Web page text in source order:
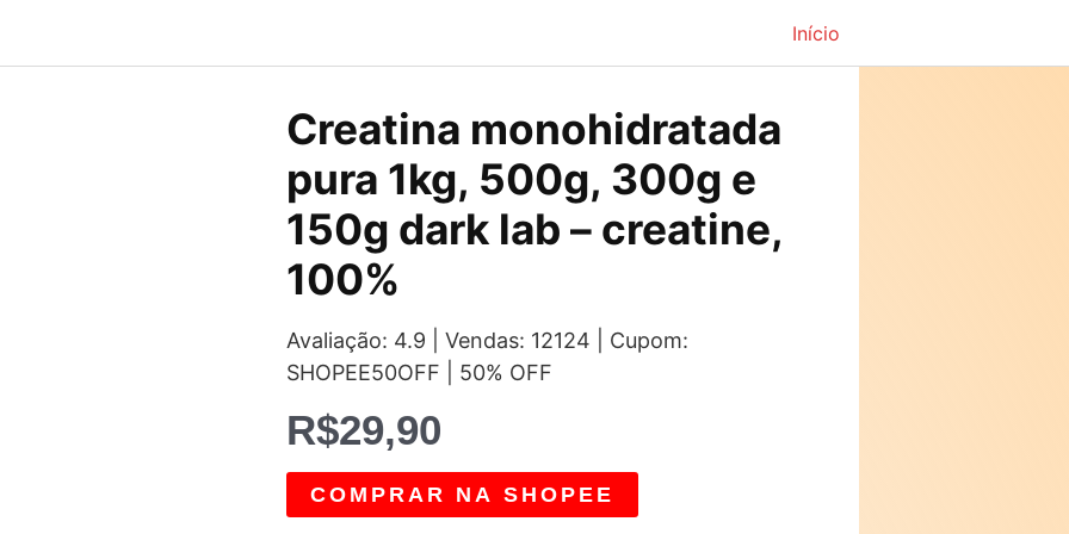
Início
Creatina monohidratada
pura 1kg, 500g, 300g e
150g dark lab – creatine,
100%
Avaliação: 4.9 | Vendas: 12124 | Cupom:
SHOPEE50OFF | 50% OFF
R$29,90
COMPRAR NA SHOPEE